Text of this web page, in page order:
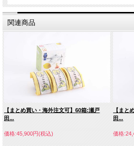
関連商品
【まとめ買い・海外注文可】60箱:瀬戸
田...
価格:45,900円(税込)
【まと
田...
価格